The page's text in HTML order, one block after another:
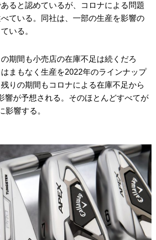
ると認めているが、コロナによる問題
ている。同社は、一部の生産を影響の
いる。
期間も小売店の在庫不足は続くだろ
まもなく生産を2022年のラインナップ
りの期間もコロナによる在庫不足から
響が予想される。そのほとんどすべてが
影響する。